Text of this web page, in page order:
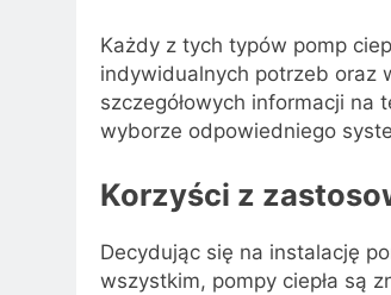
Każdy z tych typów pomp
indywidualnych potrzeb oraz
szczegółowych informacji na
wyborze odpowiedniego
Korzyści z
Decydując się na instalację
wszystkim, pompy ciepła są